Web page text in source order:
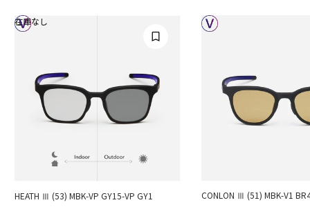
在庫なし
HEATH Ⅲ (53) MBK-VP GY15-VP GY1 CONLON Ⅲ (51) MBK-V1